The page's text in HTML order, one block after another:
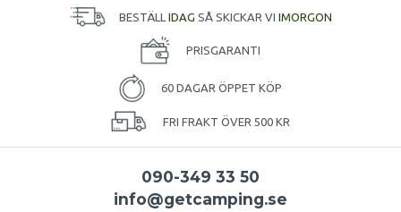
BESTÄLL IDAG SÅ SKICKAR VI IMORGON
PRISGARANTI
60 DAGAR ÖPPET KÖP
FRI FRAKT ÖVER 500 KR
090-349 33 50
info@getcamping.se